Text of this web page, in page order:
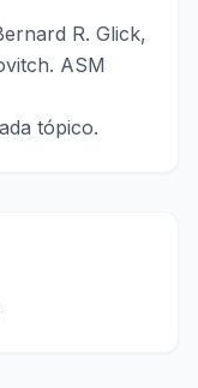
R. Glick,
ASM
tópico.